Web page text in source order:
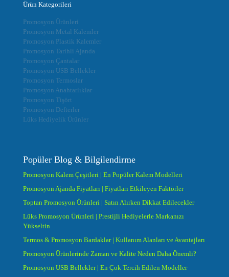
Ürün Kategorileri
Promosyon Ürünleri
Promosyon Metal Kalemler
Promosyon Plastik Kalemler
Promosyon Tarihli Ajanda
Promosyon Çantalar
Promosyon USB Bellekler
Promosyon Termoslar
Promosyon Anahtarlıklar
Promosyon Tişört
Promosyon Defterler
Lüks Hediyelik Ürünler
Popüler Blog & Bilgilendirme
Promosyon Kalem Çeşitleri | En Popüler Kalem Modelleri
Promosyon Ajanda Fiyatları | Fiyatları Etkileyen Faktörler
Toptan Promosyon Ürünleri | Satın Alırken Dikkat Edilecekler
Lüks Promosyon Ürünleri | Prestijli Hediyelerle Markanızı
Yükseltin
Termos & Promosyon Bardaklar | Kullanım Alanları ve Avantajları
Promosyon Ürünlerinde Zaman ve Kalite Neden Daha Önemli?
Promosyon USB Bellekler | En Çok Tercih Edilen Modeller